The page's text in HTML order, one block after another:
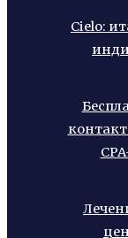
Cielo: